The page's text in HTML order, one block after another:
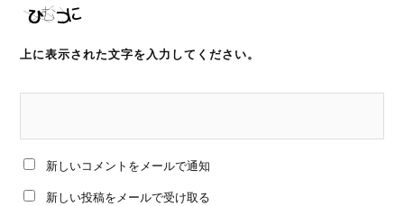
上に表示された文字を入力してください。
新しいコメントをメールで通知
新しい投稿をメールで受け取る